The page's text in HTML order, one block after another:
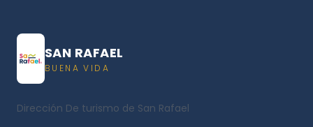
SAN RAFAEL
BUENA VIDA
Dirección De turismo de San Rafael